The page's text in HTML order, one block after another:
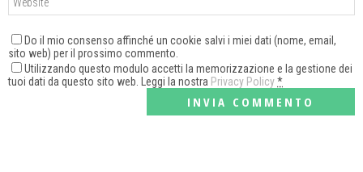
Do il mio consenso affinché un cookie salvi i miei dati (nome, email,
sito web) per il prossimo commento.
Utilizzando questo modulo accetti la memorizzazione e la gestione dei
tuoi dati da questo sito web. Leggi la nostra Privacy Policy*